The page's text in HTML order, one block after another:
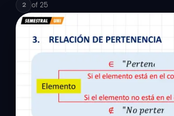
2 of 25